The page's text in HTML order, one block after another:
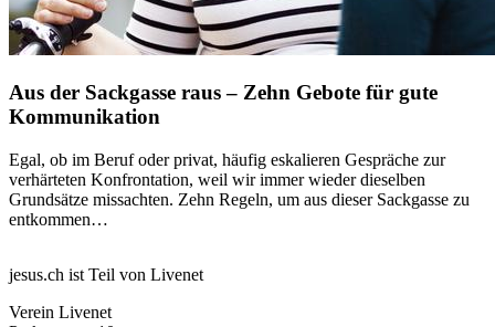
Aus der Sackgasse raus – Zehn Gebote für gute
Kommunikation
Egal, ob im Beruf oder privat, häufig eskalieren Gespräche zur
verhärteten Konfrontation, weil wir immer wieder dieselben
Grundsätze missachten. Zehn Regeln, um aus dieser Sackgasse zu
entkommen…
jesus.ch ist Teil von Livenet
Verein Livenet